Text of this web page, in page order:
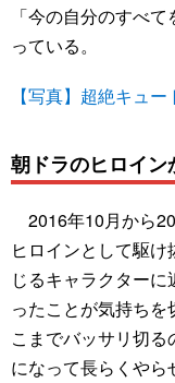
「今の自分のすべ
っている。
【写真】超絶キュ
朝ドラのヒロイ
2016年10月から
ヒロインとして駆
じるキャラクター
ったことが気持ち
こまでバッサリ切
になって長らくや